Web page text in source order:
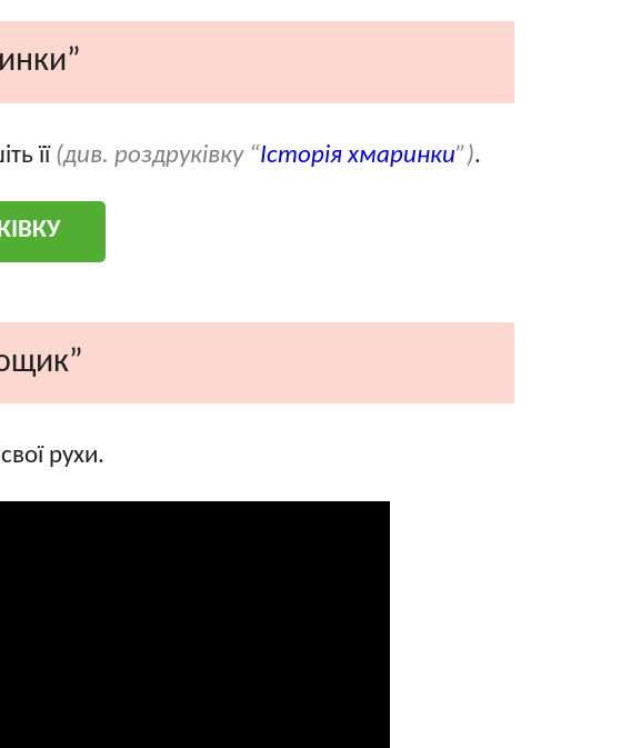
її (див. роздруківку “Історія хмаринки”).
рухи.